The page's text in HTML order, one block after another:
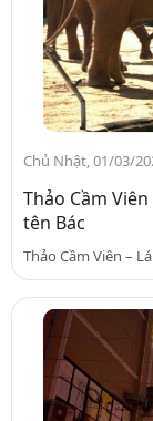
Chủ Nhật, 01/03/
Thảo Cầm
tên Bác
Thảo Cầm Viên –